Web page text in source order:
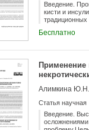
Введение.
кисти и
традиционных
больных с
и сахарным
и дальнейшей
Применение
оптимальный
эффективной
Бесплатно
Применение
Алимкина
Статья научная
Введение.